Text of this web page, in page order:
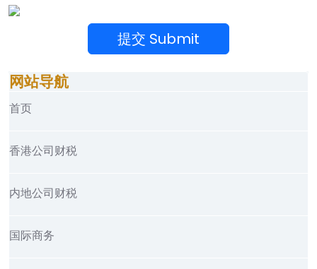
网站导航
首页
香港公司财税
内地公司财税
国际商务